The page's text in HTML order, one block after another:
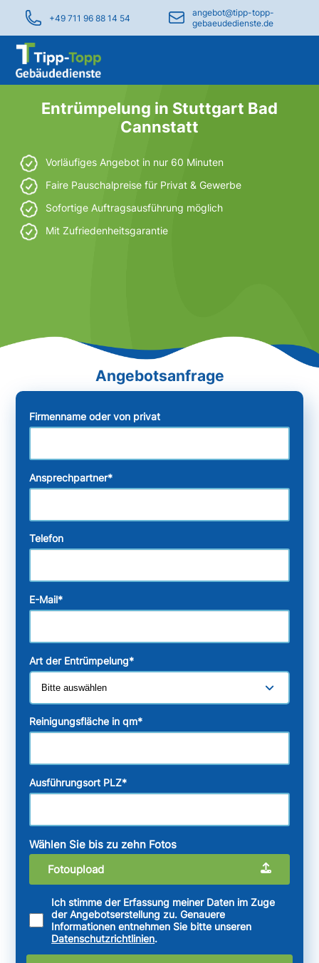
+49 711 96 88 14 54
angebot@tipp-topp-
gebaeudedienste.de
Entrümpelung in Stuttgart Bad
Cannstatt
Vorläufiges Angebot in nur 60 Minuten
Faire Pauschalpreise für Privat & Gewerbe
Sofortige Auftragsausführung möglich
Mit Zufriedenheitsgarantie
Firmenname oder von privat
Ansprechpartner*
Telefon
E-Mail*
Art der Entrümpelung*
Reinigungsfläche in qm*
Ausführungsort PLZ*
Wählen Sie bis zu zehn Fotos
Fotoupload
Ich stimme der Erfassung meiner Daten im Zuge
der Angebotserstellung zu. Genauere
Informationen entnehmen Sie bitte unseren
Datenschutzrichtlinien.